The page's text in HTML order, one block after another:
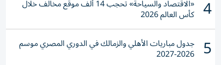
4 «الاقتصاد والسياحة» تحجب 14 ألف موقع مخالف خلال
كأس العالم 2026
5 جدول مباريات الأهلي والزمالك في الدوري المصري موسم
2026-2027